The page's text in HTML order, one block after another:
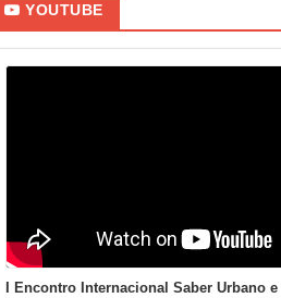
YOUTUBE
I Encontro Internacional Saber Urbano